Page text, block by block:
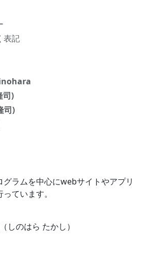
表記
司)
司)
ラムを中心にwebサイトやアプリ
ています。
（しのはら たかし）